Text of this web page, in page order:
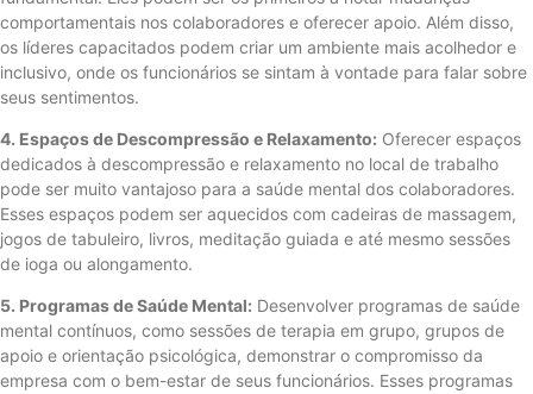
comportamentais nos colaboradores e oferecer apoio. Além disso,
os líderes capacitados podem criar um ambiente mais acolhedor e
inclusivo, onde os funcionários se sintam à vontade para falar sobre
seus sentimentos.
4. Espaços de Descompressão e Relaxamento: Oferecer espaços
dedicados à descompressão e relaxamento no local de trabalho
pode ser muito vantajoso para a saúde mental dos colaboradores.
Esses espaços podem ser aquecidos com cadeiras de massagem,
jogos de tabuleiro, livros, meditação guiada e até mesmo sessões
de ioga ou alongamento.
5. Programas de Saúde Mental: Desenvolver programas de saúde
mental contínuos, como sessões de terapia em grupo, grupos de
apoio e orientação psicológica, demonstrar o compromisso da
empresa com o bem-estar de seus funcionários. Esses programas